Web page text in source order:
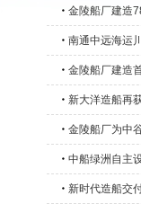
・ 金陵船厂建造
・ 南通中远海运
・ 金陵船厂建造
・ 新大洋造船再
・ 金陵船厂为中
・ 中船绿洲自主
・ 新时代造船交